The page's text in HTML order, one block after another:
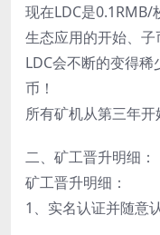
现在LDC是0.1RMB/
生态应用的开始、子
LDC会不断的变得
币！
所有矿机从第三年开
二、矿工晋升明细：
矿工晋升明细：
1、实名认证并随意